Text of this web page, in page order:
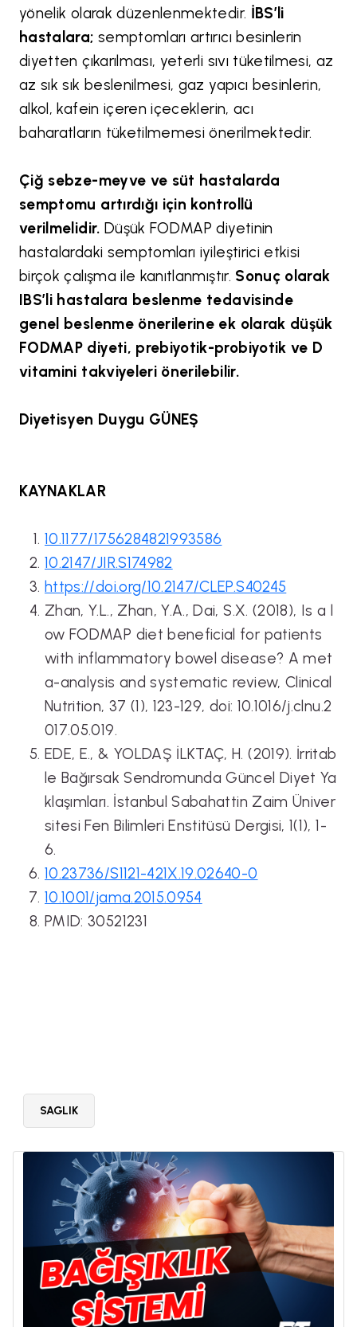
yönelik olarak düzenlenmektedir. İBS’li
hastalara; semptomları artırıcı besinlerin
diyetten çıkarılması, yeterli sıvı tüketilmesi, az
az sık sık beslenilmesi, gaz yapıcı besinlerin,
alkol, kafein içeren içeceklerin, acı
baharatların tüketilmemesi önerilmektedir.
Çiğ sebze-meyve ve süt hastalarda
semptomu artırdığı için kontrollü
verilmelidir. Düşük FODMAP diyetinin
hastalardaki semptomları iyileştirici etkisi
birçok çalışma ile kanıtlanmıştır. Sonuç olarak
IBS’li hastalara beslenme tedavisinde
genel beslenme önerilerine ek olarak düşük
FODMAP diyeti, prebiyotik-probiyotik ve D
vitamini takviyeleri önerilebilir.
Diyetisyen Duygu GÜNEŞ
KAYNAKLAR
10.1177/1756284821993586
10.2147/JIR.S174982
https://doi.org/10.2147/CLEP.S40245
Zhan, Y.L., Zhan, Y.A., Dai, S.X. (2018), Is a l
ow FODMAP diet beneficial for patients
with inflammatory bowel disease? A met
a-analysis and systematic review, Clinical
Nutrition, 37 (1), 123-129, doi: 10.1016/j.clnu.2
017.05.019.
EDE, E., & YOLDAŞ İLKTAÇ, H. (2019). İrritab
le Bağırsak Sendromunda Güncel Diyet Ya
klaşımları. İstanbul Sabahattin Zaim Üniver
sitesi Fen Bilimleri Enstitüsü Dergisi, 1(1), 1-
6.
10.23736/S1121-421X.19.02640-0
10.1001/jama.2015.0954
PMID: 30521231
SAGLIK